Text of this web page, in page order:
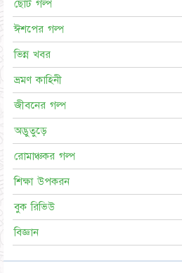
ছোট গল্প
ঈশপের গল্প
ভিন্ন খবর
ভ্রমণ কাহিনী
জীবনের গল্প
অদ্ভুতুড়ে
রোমাঞ্চকর গল্প
শিক্ষা উপকরন
বুক রিভিউ
বিজ্ঞান